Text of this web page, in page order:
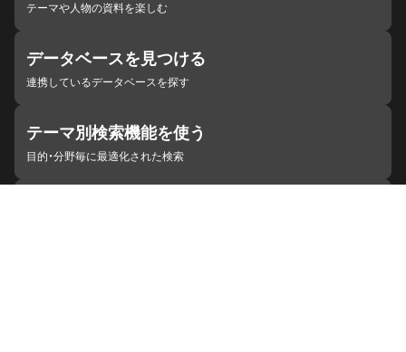
テーマや人物の資料を楽しむ
データベースを見つける
連携しているデータベースを探す
テーマ別検索機能を使う
目的・分野毎に最適化された検索